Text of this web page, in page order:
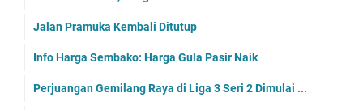
Jalan Pramuka Kembali Ditutup
Info Harga Sembako: Harga Gula Pasir Naik
Perjuangan Gemilang Raya di Liga 3 Seri 2 Dimulai ...